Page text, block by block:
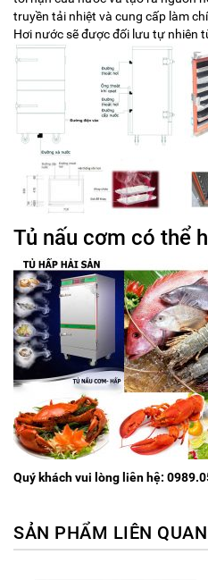
truyền tải nhiệt và cung cấp làm
Hơi nước sẽ được đối lưu tự nhiên
Tủ nấu cơm có thể
Quý khách vui lòng liên hệ:
SẢN PHẨM LIÊN QUAN